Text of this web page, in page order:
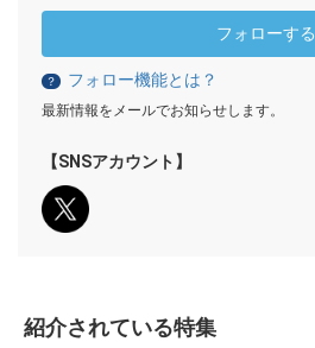
フォローする
？ フォロー機能とは？
最新情報をメールでお知らせします。
【SNSアカウント】
紹介されている特集